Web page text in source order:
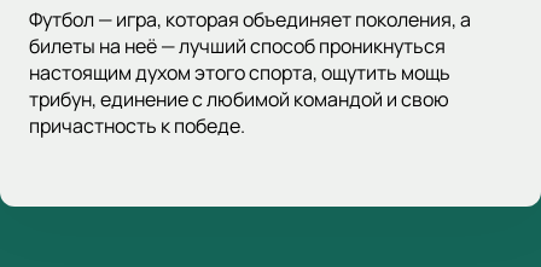
Футбол — игра, которая объединяет поколения, а
билеты на неё — лучший способ проникнуться
настоящим духом этого спорта, ощутить мощь
трибун, единение с любимой командой и свою
причастность к победе.